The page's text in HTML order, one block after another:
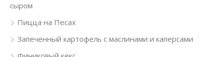
сыром
Пицца на Песах
Запеченный картофель с маслинами и каперсами